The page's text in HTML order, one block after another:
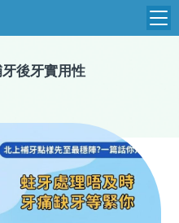
頁
紹
備
聞
準
表
費
隊
後牙實用性